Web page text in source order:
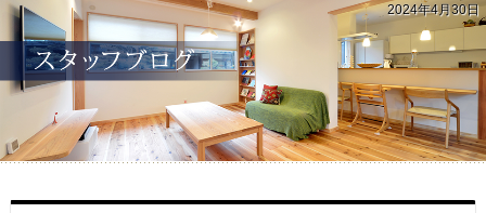
2024年4月30日